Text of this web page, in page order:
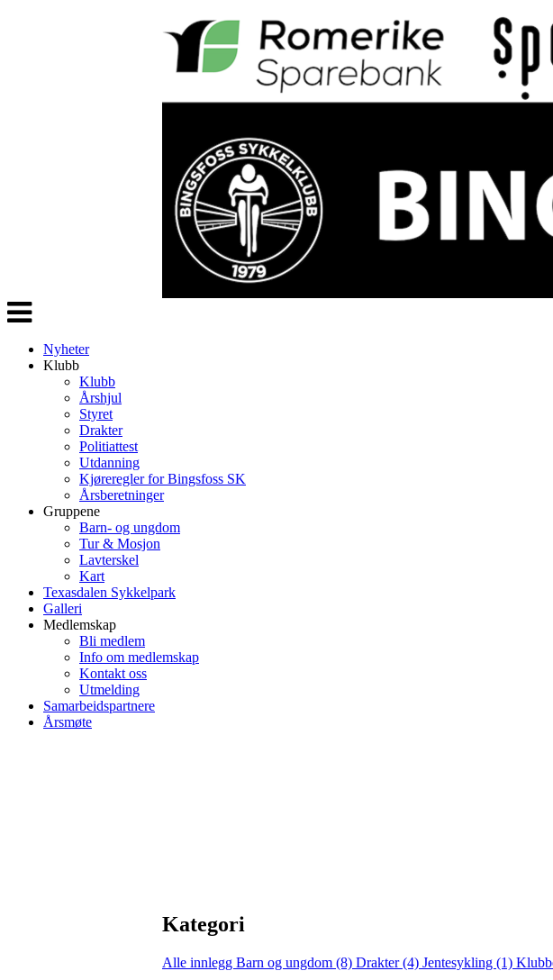
Veksle
navigasjon
Nyheter
Klubb
Klubb
Årshjul
Styret
Drakter
Politiattest
Utdanning
Kjøreregler for Bingsfoss SK
Årsberetninger
Gruppene
Barn- og ungdom
Tur & Mosjon
Lavterskel
Kart
Texasdalen Sykkelpark
Galleri
Medlemskap
Bli medlem
Info om medlemskap
Kontakt oss
Utmelding
Samarbeidspartnere
Årsmøte
Kategori
Alle innlegg Barn og ungdom (8) Drakter (4) Jentesykling (1)